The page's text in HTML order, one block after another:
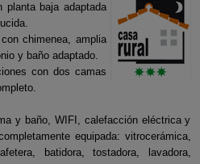
planta baja adaptada
chimenea, amplia
y baño adaptado.
con dos camas
y baño, WIFI, calefacción eléctrica y
equipada: vitrocerámica,
batidora, tostadora, lavadora,